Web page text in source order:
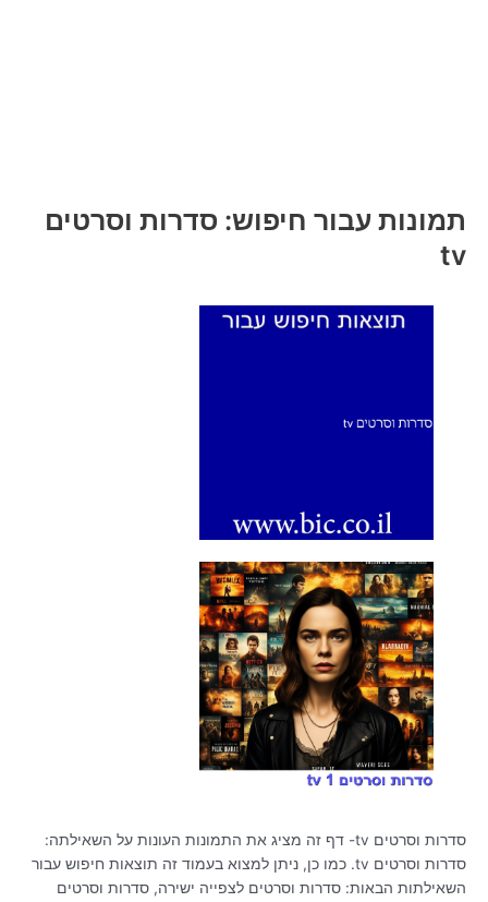
תמונות עבור חיפוש: סדרות וסרטים
tv
סדרות וסרטים tv- דף זה מציג את התמונות העונות על השאילתה:
סדרות וסרטים tv. כמו כן, ניתן למצוא בעמוד זה תוצאות חיפוש עבור
השאילתות הבאות: סדרות וסרטים לצפייה ישירה, סדרות וסרטים